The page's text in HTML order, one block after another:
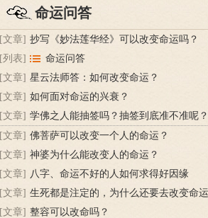
命运问答
[文章] 抄写《妙法莲华经》可以改变命运吗？
[列表] 命运问答
[文章] 星云法师答：如何改变命运？
[文章] 如何面对命运的兴衰？
[文章] 学佛之人能抽签吗？抽签到底准不准呢？
[文章] 佛菩萨可以改变一个人的命运？
[文章] 神婆为什么能改变人的命运？
[文章] 八字、命运不好的人如何求得好因缘
[文章] 生死都是注定的，为什么还要去改变命
[文章] 整容可以改命吗？